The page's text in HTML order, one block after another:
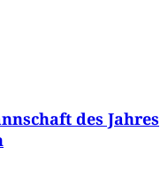
des Jahres